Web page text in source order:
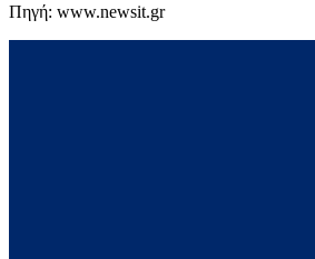
Πηγή: www.newsit.gr